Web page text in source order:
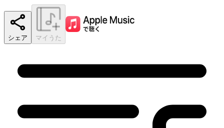
シェア マイうた